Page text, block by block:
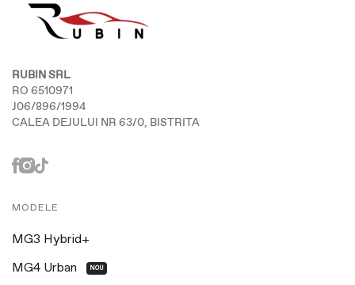
RUBIN SRL
RO 6510971
J06/896/1994
CALEA DEJULUI NR 63/0, BISTRITA
MODELE
MG3 Hybrid+
MG4 Urban NOU